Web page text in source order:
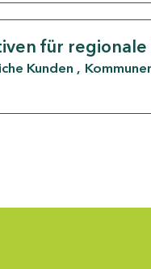
für regionale
Kunden